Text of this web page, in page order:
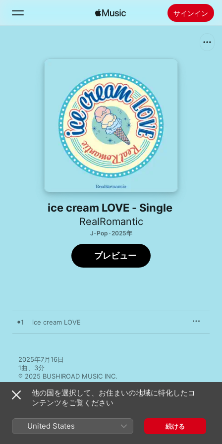
サインイン
新着おすすめ
Apple Musicをインストール
ice cream LOVE - Single
RealRomantic
J-Pop · 2025年
プレビュー
1 ice cream LOVE
2025年7月16日
1曲、3分
℗ 2025 BUSHIROAD MUSIC INC.
その他のバージョン
他の国を選択して、お住まいの地域に特化したコ
ンテンツをご覧ください
United States 続ける